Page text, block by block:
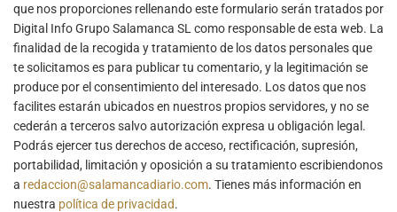
que nos proporciones rellenando este formulario serán tratados por
Digital Info Grupo Salamanca SL como responsable de esta web. La
finalidad de la recogida y tratamiento de los datos personales que
te solicitamos es para publicar tu comentario, y la legitimación se
produce por el consentimiento del interesado. Los datos que nos
facilites estarán ubicados en nuestros propios servidores, y no se
cederán a terceros salvo autorización expresa u obligación legal.
Podrás ejercer tus derechos de acceso, rectificación, supresión,
portabilidad, limitación y oposición a su tratamiento escribiendonos
a redaccion@salamancadiario.com. Tienes más información en
nuestra política de privacidad.